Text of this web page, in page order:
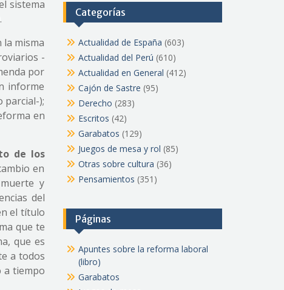
sistema
la misma
-
por
informe
parcial-);
en
de los
en
y
del
el título
que te
que es
a todos
a tiempo
Categorías
Actualidad de España (603)
Actualidad del Perú (610)
Actualidad en General (412)
Cajón de Sastre (95)
Derecho (283)
Escritos (42)
Garabatos (129)
Juegos de mesa y rol (85)
Otras sobre cultura (36)
Pensamientos (351)
Páginas
Apuntes sobre la reforma laboral
(libro)
Garabatos